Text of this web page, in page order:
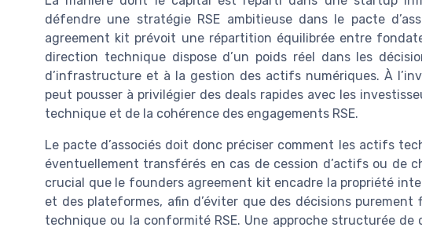
défendre une stratégie RSE ambitieuse dans le pacte
agreement kit prévoit une répartition équilibrée entre
direction technique dispose d’un poids réel dans les
d’infrastructure et à la gestion des actifs numériques. À
peut pousser à privilégier des deals rapides avec les
technique et de la cohérence des engagements RSE.
Le pacte d’associés doit donc préciser comment les actifs
éventuellement transférés en cas de cession d’actifs ou de
crucial que le founders agreement kit encadre la propriété
et des plateformes, afin d’éviter que des décisions
technique ou la conformité RSE. Une approche structurée